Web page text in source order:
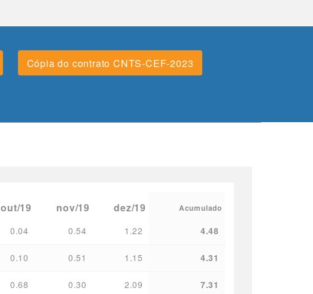
Cópia do contrato CNTS-CEF-2023
out/19 nov/19 dez/19 Acumulado
0.04 0.54 1.22 4.48
0.10 0.51 1.15 4.31
0.68 0.30 2.09 7.31